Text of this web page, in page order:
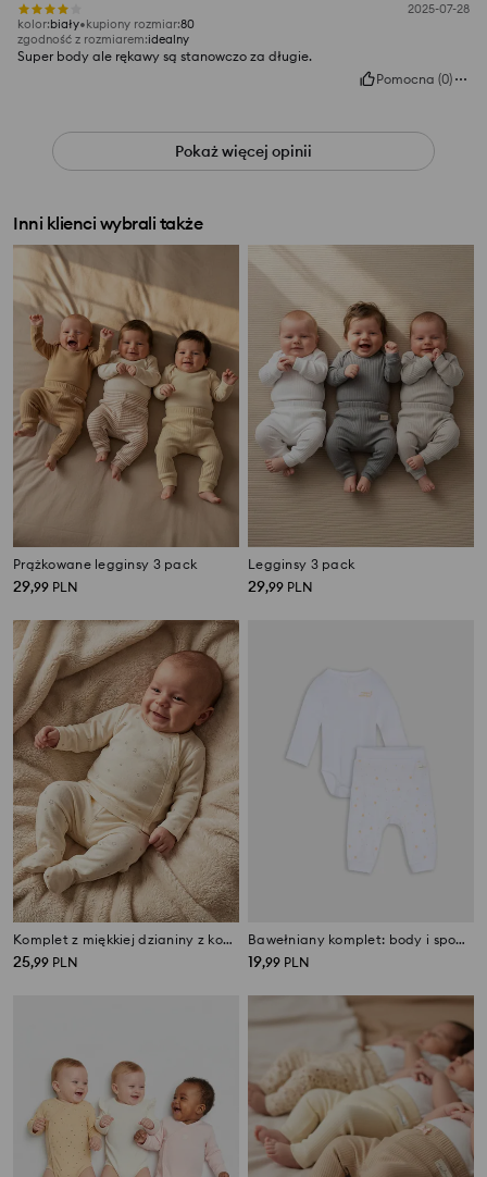
2025-07-28
kolor:biały kupiony rozmiar:80
zgodność z rozmiarem:idealny
Super body ale rękawy są stanowczo za długie.
Pomocna (0)
Pokaż więcej opinii
Inni klienci wybrali także
Prążkowane legginsy 3 pack
29,99 PLN
Legginsy 3 pack
29,99 PLN
Komplet z miękkiej dzianiny z kopertowym zapięciem
25,99 PLN
Bawełniany komplet: body i spodnie
19,99 PLN